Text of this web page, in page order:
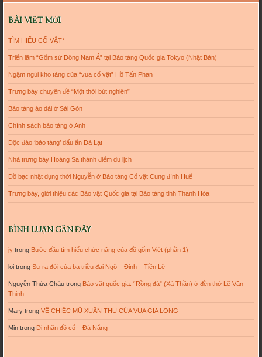
BÀI VIẾT MỚI
TÌM HIỂU CỔ VẬT*
Triển lãm “Gốm sứ Đông Nam Á” tại Bảo tàng Quốc gia Tokyo (Nhật Bản)
Ngậm ngùi kho tàng của “vua cổ vật” Hồ Tấn Phan
Trưng bày chuyên đề “Một thời bút nghiên”
Bảo tàng áo dài ở Sài Gòn
Chính sách bảo tàng ở Anh
Độc đáo ‘bảo tàng’ dấu ấn Đà Lạt
Nhà trưng bày Hoàng Sa thành điểm du lịch
Đồ bạc nhật dụng thời Nguyễn ở Bảo tàng Cổ vật Cung đình Huế
Trưng bày, giới thiệu các Bảo vật Quốc gia tại Bảo tàng tỉnh Thanh Hóa
BÌNH LUẬN GẦN ĐÂY
jytrong Bước đầu tìm hiểu chức năng của đồ gốm Việt (phần 1)
loitrong Sự ra đời của ba triều đại Ngô – Đinh – Tiền Lê
Nguyễn Thừa Châutrong Bảo vật quốc gia: “Rồng đá” (Xà Thần) ở đền thờ Lê Văn
Thịnh
Marytrong VỀ CHIẾC MŨ XUÂN THU CỦA VUA GIA LONG
Mintrong Dị nhân đồ cổ – Đà Nẵng